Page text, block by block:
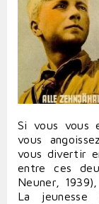
Si vous vous
vous
vous divertir
entre ces
Neuner,
La